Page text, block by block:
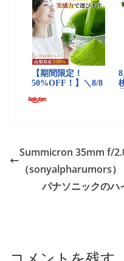
Summicron 35mm f/
（sonyalpharumors）
パナソニックのハ